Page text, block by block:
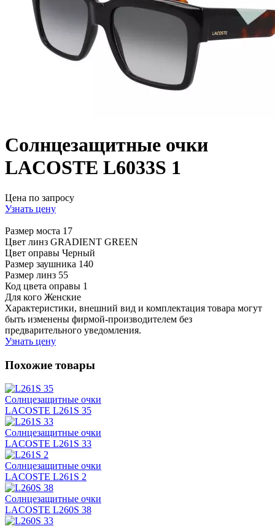
Солнцезащитные очки
LACOSTE L6033S 1
Цена по запросу
Узнать цену
Размер моста 17
Цвет линз GRADIENT GREEN
Цвет оправы Черный
Размер заушника 140
Размер линз 55
Код цвета оправы 1
Для кого Женские
Характеристики, внешний вид и комплектация товара могут
быть изменены фирмой-производителем без
предварительного уведомления.
Узнать цену
Похожие товары
Солнцезащитные очки
LACOSTE L261S 35
Солнцезащитные очки
LACOSTE L261S 33
Солнцезащитные очки
LACOSTE L261S 2
Солнцезащитные очки
LACOSTE L260S 38